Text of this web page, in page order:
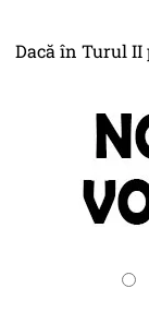
Dacă în Turul II